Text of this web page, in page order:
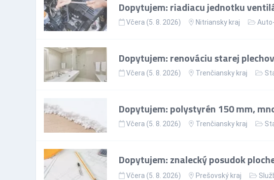
Dopytujem: riadiacu jednotku
Včera (5. 8. 2026) Nitriansky kraj
Dopytujem: renováciu starej
Včera (5. 8. 2026) Trenčiansky kraj
Dopytujem: polystyrén 150 mm,
Včera (5. 8. 2026) Trenčiansky kraj
Dopytujem: znalecký posudok
Včera (5. 8. 2026) Prešovský kraj